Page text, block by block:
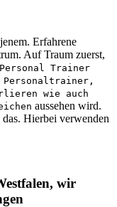
Erfahrene
Auf Traum zuerst,
Personal Trainer
wie auch
aussehen wird.
Hierbei verwenden
wir